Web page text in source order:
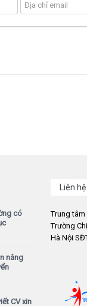
có
nâng
CV xin
Liên hệ
Trung
Trường
Hà Nội